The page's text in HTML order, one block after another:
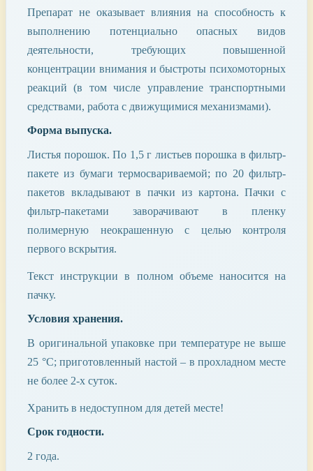
Препарат не оказывает влияния на способность к
выполнению потенциально опасных видов
деятельности, требующих повышенной
концентрации внимания и быстроты психомоторных
реакций (в том числе управление транспортными
средствами, работа с движущимися механизмами).
Форма выпуска.
Листья порошок. По 1,5 г листьев порошка в фильтр-
пакете из бумаги термосвариваемой; по 20 фильтр-
пакетов вкладывают в пачки из картона. Пачки с
фильтр-пакетами заворачивают в пленку
полимерную неокрашенную с целью контроля
первого вскрытия.
Текст инструкции в полном объеме наносится на
пачку.
Условия хранения.
В оригинальной упаковке при температуре не выше
25 °С; приготовленный настой – в прохладном месте
не более 2-х суток.
Хранить в недоступном для детей месте!
Срок годности.
2 года.